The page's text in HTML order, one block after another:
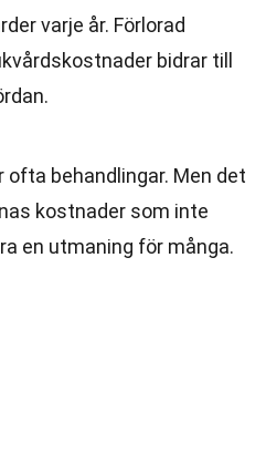
varje år. Förlorad
bidrar till
ofta behandlingar. Men det
kostnader som inte
en utmaning för många.